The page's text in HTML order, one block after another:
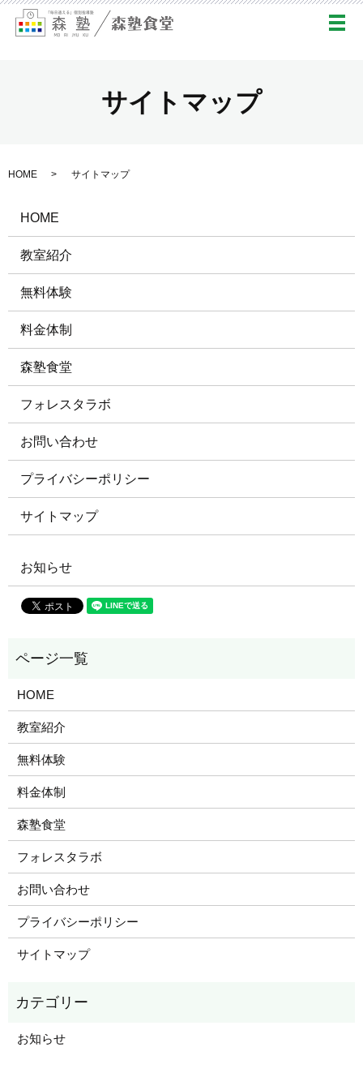
メ
サイトマップ
HOME サイトマップ
HOME
教室紹介
無料体験
料金体制
森塾食堂
フォレスタラボ
お問い合わせ
プライバシーポリシー
サイトマップ
お知らせ
HOME
教室紹介
無料体験
料金体制
森塾食堂
フォレスタラボ
お問い合わせ
プライバシーポリシー
サイトマップ
お知らせ